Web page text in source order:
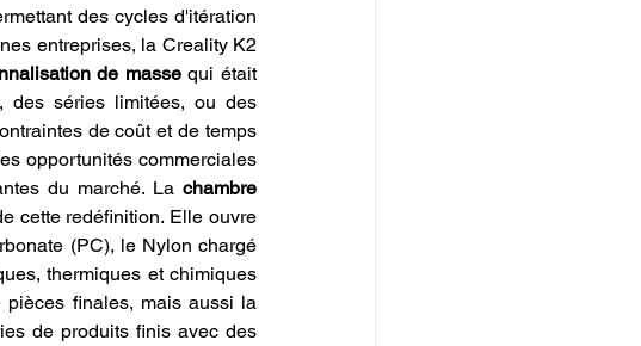
des cycles d'itération
entreprises, la Creality K2
de masse qui était
des séries limitées, ou des
de coût et de temps
opportunités commerciales
du marché. La chambre
cette redéfinition. Elle ouvre
(PC), le Nylon chargé
thermiques et chimiques
pièces finales, mais aussi la
de produits finis avec des